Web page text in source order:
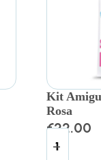
Kit
Rosa
€22.00